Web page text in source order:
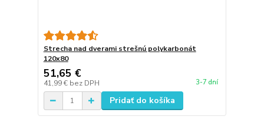
Strecha nad dverami strešnú polykarbonát
120x80
51,65 €
41,99 € bez DPH 3-7 dní
Pridať do košíka